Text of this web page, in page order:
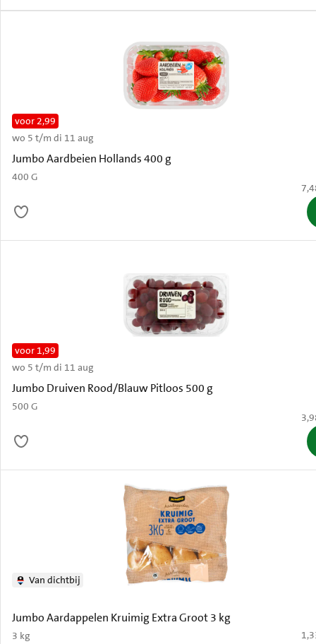
Jumbo Aardbeien Hollands 400 g
400 G
voor 2,99
wo 5 t/m di 11 aug
€
Jumbo Druiven Rood/Blauw Pitloos 500 g
500 G
voor 1,99
wo 5 t/m di 11 aug
€
Jumbo Aardappelen Kruimig Extra Groot 3 kg
3 kg
Van dichtbij
€